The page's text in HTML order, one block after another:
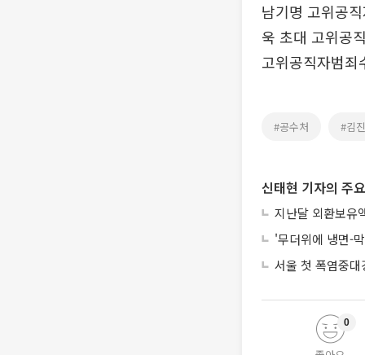
남기명 고위공
욱 초대 고위공
고위공직자범
#공수처 #김
신태현 기자의 주
지난달 외환보유
'무더위에 냉면-
서울 첫 폭염중
0